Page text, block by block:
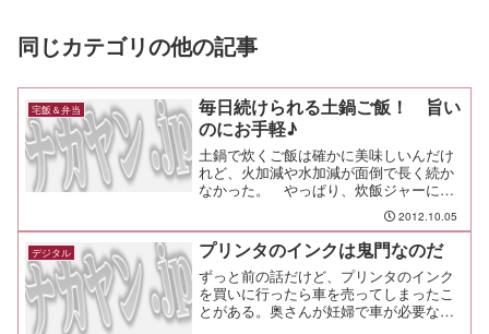
同じカテゴリの他の記事
宅飯＆弁当
毎日続けられる土鍋ご飯！ 旨い
のにお手軽♪
土鍋で炊くご飯は確かに美味しいんだけ
れど、火加減や水加減が面倒で長く続か
なかった。 やっぱり、炊飯ジャーに入
れてスイッチぽん！が楽だし。でも、こ
れは炊飯ジャーと同じくらい楽ちんなの
に、あの美味しい土鍋ご飯を作ることが
できてスバラシイ！取説を...
2012.10.05
デジタル プリンタのインクは鬼門なのだ
ずっと前の話だけど、プリンタのインク
を買いに行ったら車を売ってしまったこ
とがある。奥さんが妊婦で車が必要な時